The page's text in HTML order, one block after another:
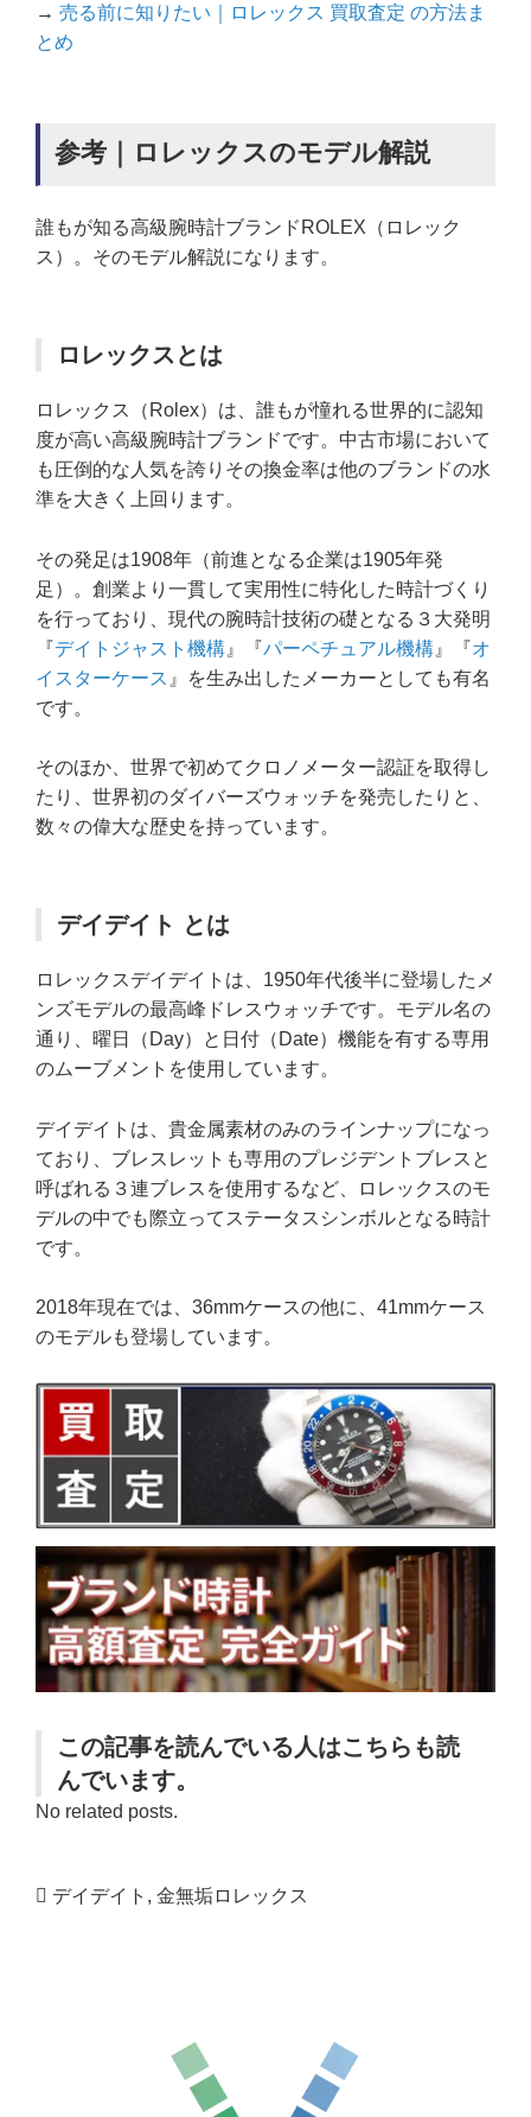
→ 売る前に知りたい｜ロレックス 買取査定 の方法ま
とめ
参考｜ロレックスのモデル解説
誰もが知る高級腕時計ブランドROLEX（ロレック
ス）。そのモデル解説になります。
ロレックスとは
ロレックス（Rolex）は、誰もが憧れる世界的に認知
度が高い高級腕時計ブランドです。中古市場において
も圧倒的な人気を誇りその換金率は他のブランドの水
準を大きく上回ります。
その発足は1908年（前進となる企業は1905年発
足）。創業より一貫して実用性に特化した時計づくり
を行っており、現代の腕時計技術の礎となる３大発明
『デイトジャスト機構 』『パーペチュアル機構 』『オ
イスターケース 』を生み出したメーカーとしても有名
です。
そのほか、世界で初めてクロノメーター認証を取得し
たり、世界初のダイバーズウォッチを発売したりと、
数々の偉大な歴史を持っています。
デイデイト とは
ロレックスデイデイトは、1950年代後半に登場したメ
ンズモデルの最高峰ドレスウォッチです。モデル名の
通り、曜日（Day）と日付（Date）機能を有する専用
のムーブメントを使用しています。
デイデイトは、貴金属素材のみのラインナップになっ
ており、ブレスレットも専用のプレジデントブレスと
呼ばれる３連ブレスを使用するなど、ロレックスのモ
デルの中でも際立ってステータスシンボルとなる時計
です。
2018年現在では、36mmケースの他に、41mmケース
のモデルも登場しています。
この記事を読んでいる人はこちらも読
んでいます。
No related posts.
デイデイト , 金無垢ロレックス